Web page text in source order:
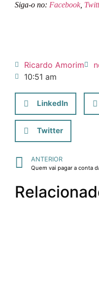
Siga-o no: Facebook,
Ricardo Amorim
10:51 am
LinkedIn
Twitter
ANTERIOR